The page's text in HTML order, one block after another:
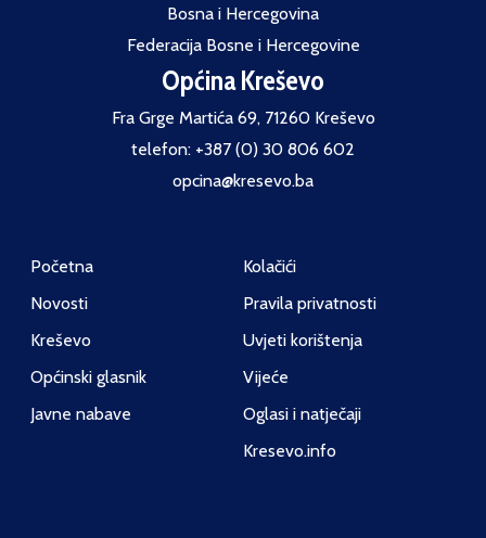
Bosna i Hercegovina
Federacija Bosne i Hercegovine
Općina Kreševo
Fra Grge Martića 69, 71260 Kreševo
telefon: +387 (0) 30 806 602
opcina@kresevo.ba
Početna
Novosti
Kreševo
Općinski glasnik
Javne nabave
Kolačići
Pravila privatnosti
Uvjeti korištenja
Vijeće
Oglasi i natječaji
Kresevo.info